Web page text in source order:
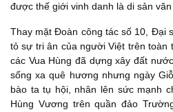
được thế giới vinh danh là di sản văn
Thay mặt Đoàn công tác số 10, Đại
tỏ sự tri ân của người Việt trên toàn
các Vua Hùng đã dựng xây đất
sống xa quê hương nhưng ngày
bào ta tụ hội, nhân lên sức mạnh
Hùng Vương trên quần đảo